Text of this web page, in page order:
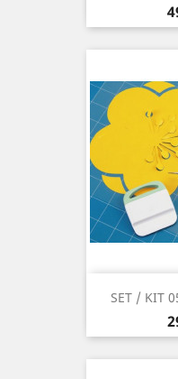
SET / KIT